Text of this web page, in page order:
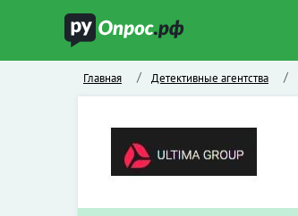
Главная / Детективные агентства /